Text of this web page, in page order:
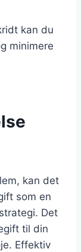
kan du
minimere
kan det
som en
Det
til din
Effektiv